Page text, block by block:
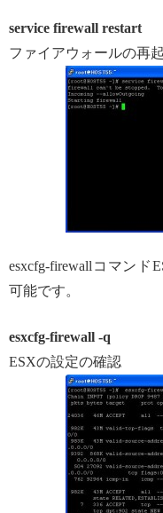
service firewall restart
ファイアウォールの再
esxcfg-firewallコマン
可能です。
esxcfg-firewall -q
ESXの設定の確認